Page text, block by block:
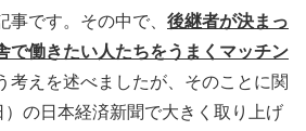
です。その中で、 後継者が決まっ
で働きたい人たちをうまくマッチン
考えを述べましたが、そのことに関
）の日本経済新聞で大きく取り上げ